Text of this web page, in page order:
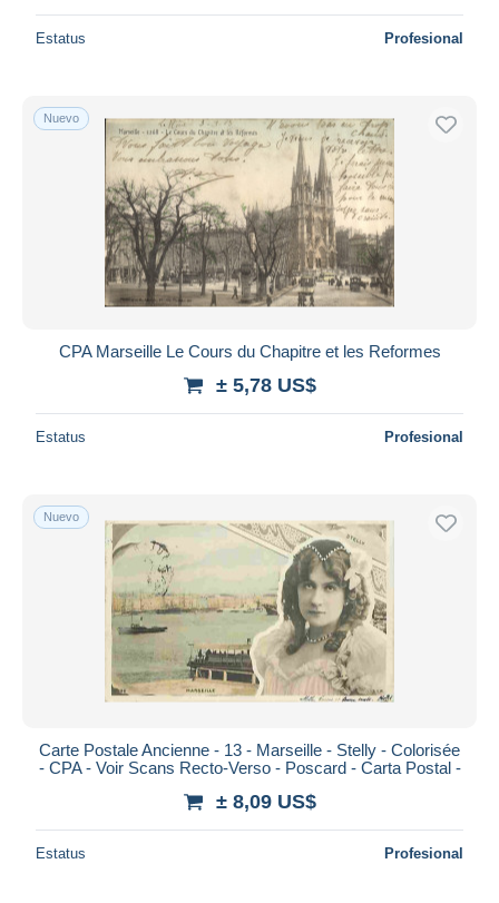
Estatus Profesional
Nuevo
CPA Marseille Le Cours du Chapitre et les Reformes
± 5,78 US$
Estatus Profesional
Nuevo
Carte Postale Ancienne - 13 - Marseille - Stelly - Colorisée
- CPA - Voir Scans Recto-Verso - Poscard - Carta Postal -
± 8,09 US$
Estatus Profesional